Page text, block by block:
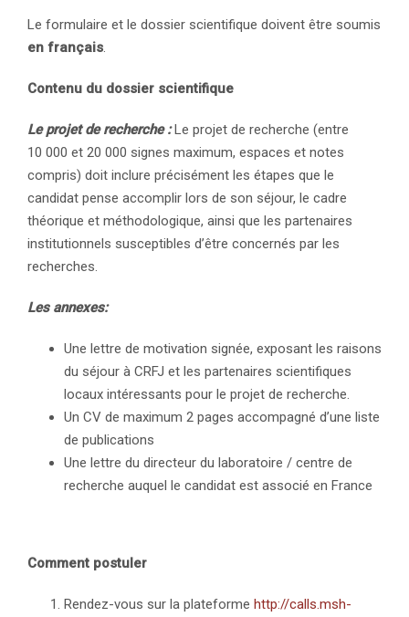
Le formulaire et le dossier scientifique doivent être soumis
en français.
Contenu du dossier scientifique
Le projet de recherche :Le projet de recherche (entre
10 000 et 20 000 signes maximum, espaces et notes
compris) doit inclure précisément les étapes que le
candidat pense accomplir lors de son séjour, le cadre
théorique et méthodologique, ainsi que les partenaires
institutionnels susceptibles d’être concernés par les
recherches.
Les annexes:
Une lettre de motivation signée, exposant les raisons
du séjour à CRFJ et les partenaires scientifiques
locaux intéressants pour le projet de recherche.
Un CV de maximum 2 pages accompagné d’une liste
de publications
Une lettre du directeur du laboratoire / centre de
recherche auquel le candidat est associé en France
Comment postuler
Rendez-vous sur la plateforme http://calls.msh-